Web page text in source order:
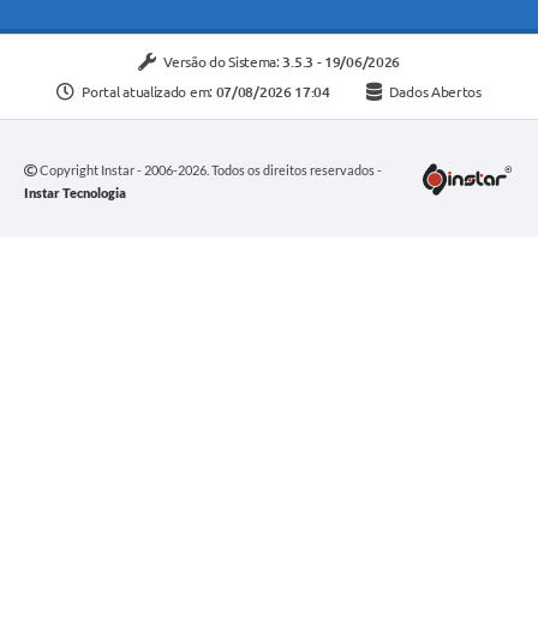
Versão do Sistema: 3.5.3 - 19/06/2026
Portal atualizado em: 07/08/2026 17:04 Dados Abertos
Copyright Instar - 2006-2026. Todos os direitos reservados -
Instar Tecnologia